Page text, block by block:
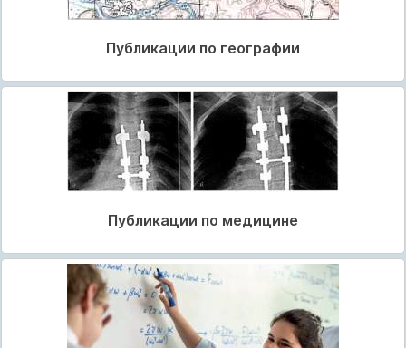
Публикации по географии
Публикации по медицине